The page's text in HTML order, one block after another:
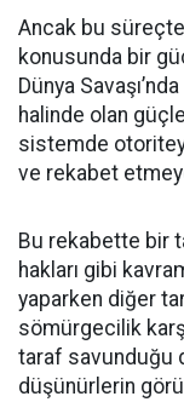
Ancak bu
konusunda bir
Dünya
halinde olan
sistemde
ve rekabet
Bu rekabette bir
hakları gibi
yaparken diğer
sömürgecilik
taraf savunduğu
düşünürlerin